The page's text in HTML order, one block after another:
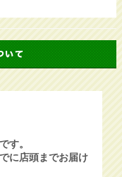
す。
に店頭までお届け